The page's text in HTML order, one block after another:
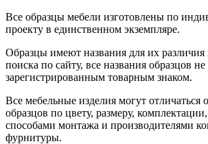
Все образцы мебели изготовлены по
проекту в единственном экземпляре.
Образцы имеют названия для их различия
поиска по сайту, все названия образцов
зарегистрированным товарным знаком.
Все мебельные изделия могут отличаться
образцов по цвету, размеру,
способами монтажа и производителями
фурнитуры.